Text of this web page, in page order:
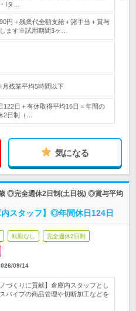
Iタ…
円＋残業代全額支給＋諸手当＋賞与
ます※試用期間3ヶ…
残業平均5時間以下
122日＋有休取得平均16日＝年間の
2日制（…
気になる
◎完全週休2日制(土日祝) ◎賞与平均
スタッフ】◎年間休日124日
転勤なし 完全週休2日制
09/14
づくりに貢献】倉庫内スタッフとし
パイプの商品管理や切断加工などを